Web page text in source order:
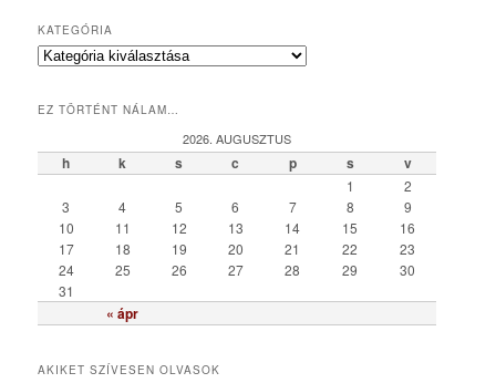
KATEGÓRIA
K
e
r
EZ TÖRTÉNT NÁLAM…
2026. AUGUSZTUS
h k s c p s v
« ápr
1
2
3
4 5 6 7 8
9
10
11 12 13 14 15
16
17
18 19 20 21 22
23
24
25 26 27 28 29
30
31
AKIKET SZÍVESEN OLVASOK